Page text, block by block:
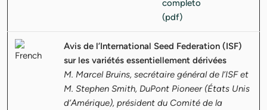
Avis de l’International Seed Federation (ISF)
sur les variétés essentiellement dérivées
M. Marcel Bruins, secrétaire général de l’ISF et
M. Stephen Smith, DuPont Pioneer (États Unis
d’Amérique), président du Comité de la